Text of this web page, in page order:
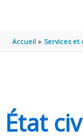
Accueil Services et
État